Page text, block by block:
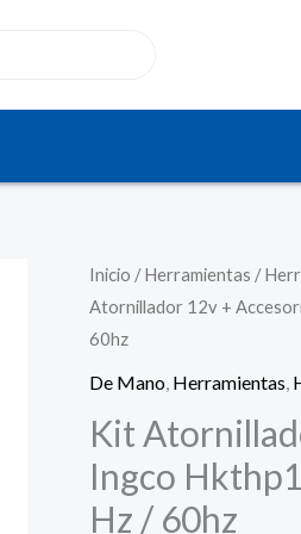
Inicio /Herramientas /
Atornillador 12v +
60hz
De Mano Herramientas
Kit
Ingco
Hz / 60hz